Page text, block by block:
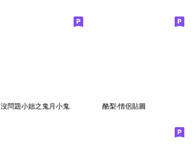
沒問題小姐之鬼月小鬼 酪梨-情侶貼圖